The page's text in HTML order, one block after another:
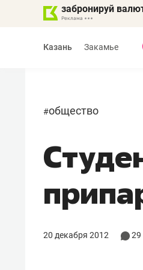
забронируй
Казань Закамье
#общество
20 декабря 2012 29